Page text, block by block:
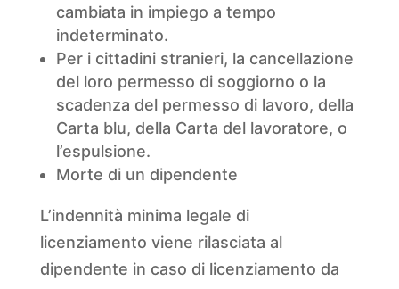
cambiata in impiego a tempo
indeterminato.
Per i cittadini stranieri, la cancellazione
del loro permesso di soggiorno o la
scadenza del permesso di lavoro, della
Carta blu, della Carta del lavoratore, o
l’espulsione.
Morte di un dipendente
L’indennità minima legale di
licenziamento viene rilasciata al
dipendente in caso di licenziamento da